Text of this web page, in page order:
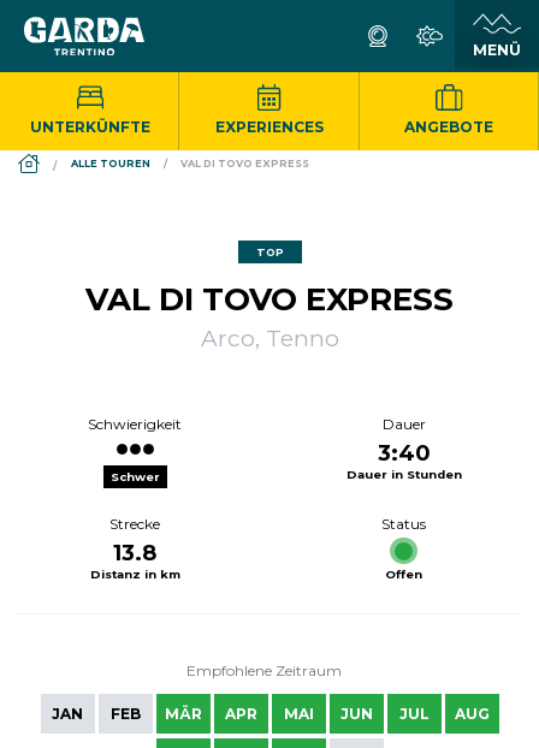
UNTERKÜNFTE EXPERIENCES ANGEBOTE
DS_BREADCRUMB.HOME
ALLE TOUREN VAL DI TOVO EXPRESS
TOP
VAL DI TOVO EXPRESS
Arco, Tenno
Schwierigkeit
Schwer
Dauer
3:40
Dauer in Stunden
Strecke
13.8
Distanz in km
Status
Offen
Empfohlene Zeitraum
JAN FEB MÄR APR MAI JUN JUL AUG